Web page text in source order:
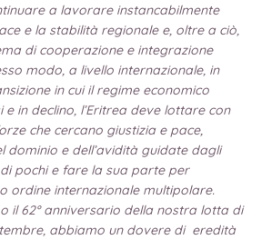
a lavorare instancabilmente
e la stabilità regionale e, oltre a ciò,
di cooperazione e integrazione
modo, a livello internazionale, in
in cui il regime economico
e in declino, l’Eritrea deve lottare con
che cercano giustizia e pace,
dominio e dell’avidità guidate dagli
pochi e fare la sua parte per
ordine internazionale multipolare.
il 62° anniversario della nostra lotta di
abbiamo un dovere di eredità